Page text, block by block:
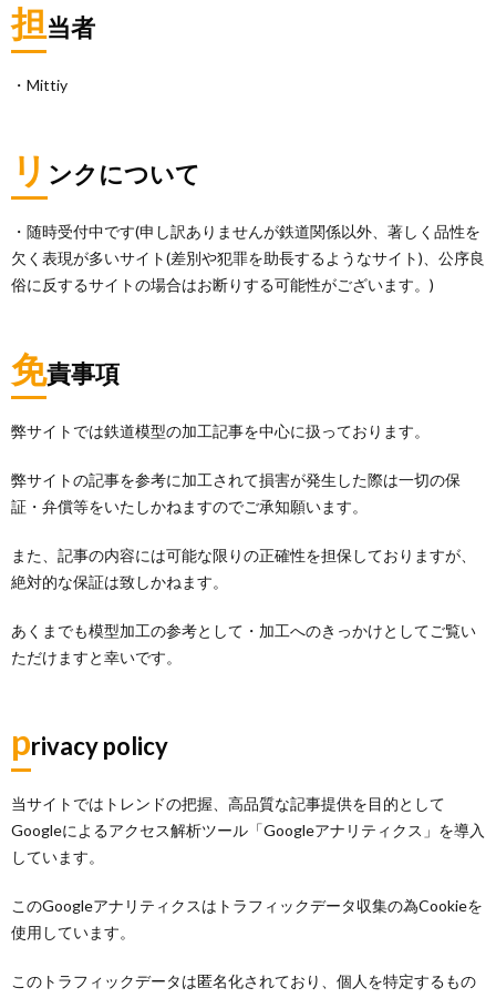
担当者
・Mittiy
リ ンクについて
・随時受付中です(申し訳ありませんが鉄道関係以外、著しく品性を
欠く表現が多いサイト(差別や犯罪を助長するようなサイト)、公序良
俗に反するサイトの場合はお断りする可能性がございます。)
免責事項
弊サイトでは鉄道模型の加工記事を中心に扱っております。
弊サイトの記事を参考に加工されて損害が発生した際は一切の保
証・弁償等をいたしかねますのでご承知願います。
また、記事の内容には可能な限りの正確性を担保しておりますが、
絶対的な保証は致しかねます。
あくまでも模型加工の参考として・加工へのきっかけとしてご覧い
ただけますと幸いです。
privacypolicy
当サイトではトレンドの把握、高品質な記事提供を目的として
Googleによるアクセス解析ツール「Googleアナリティクス」を導入
しています。
このGoogleアナリティクスはトラフィックデータ収集の為Cookieを
使用しています。
このトラフィックデータは匿名化されており、個人を特定するもの